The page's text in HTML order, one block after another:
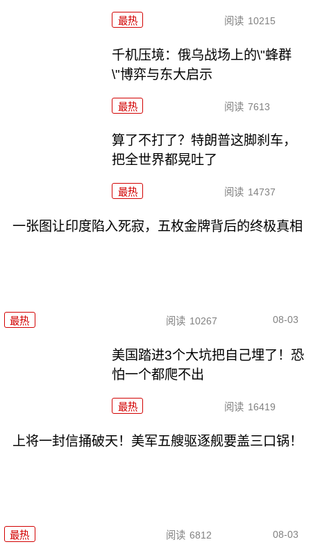
最热 阅读 10215
千机压境：俄乌战场上的\"蜂群
\"博弈与东大启示
最热 阅读 7613
算了不打了？特朗普这脚刹车，
把全世界都晃吐了
最热 阅读 14737
一张图让印度陷入死寂，五枚金牌背后的终极真相
最热 阅读 10267 08-03
美国踏进3个大坑把自己埋了！恐
怕一个都爬不出
最热 阅读 16419
上将一封信捅破天！美军五艘驱逐舰要盖三口锅！
最热 阅读 6812 08-03